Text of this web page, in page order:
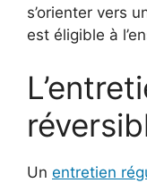
s’orienter vers
est éligible à
Un entretien